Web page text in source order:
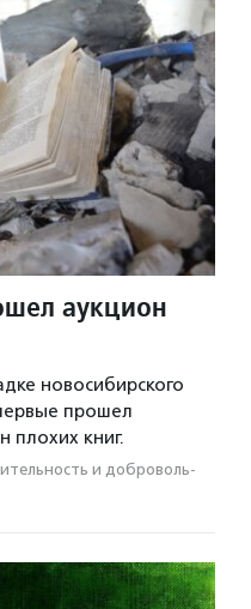
аукцион
новосибирского
прошел
плохих книг.
и доброволь­